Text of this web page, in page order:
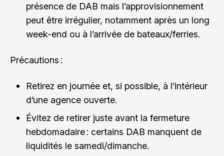
présence de DAB mais l’approvisionnement
peut être irrégulier, notamment après un long
week-end ou à l’arrivée de bateaux/ferries.
Précautions :
Retirez en journée et, si possible, à l’intérieur
d’une agence ouverte.
Évitez de retirer juste avant la fermeture
hebdomadaire : certains DAB manquent de
liquidités le samedi/dimanche.